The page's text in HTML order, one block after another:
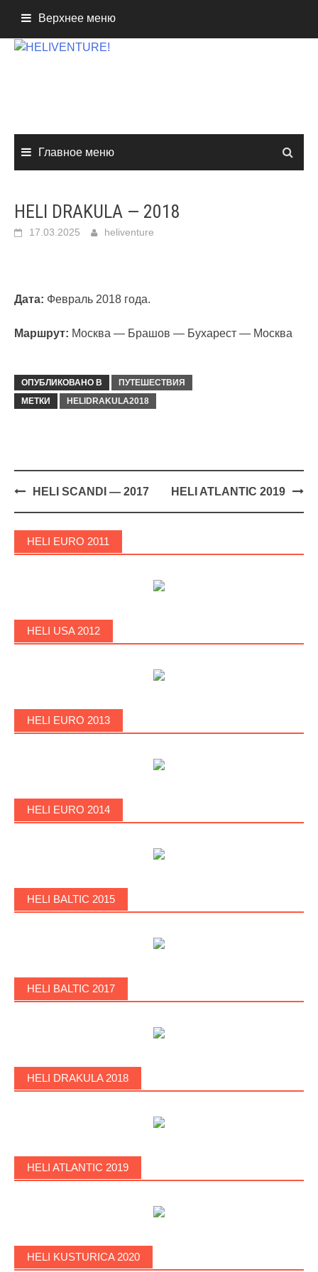
содержимому
Верхнее меню
Главное меню
HELI DRAKULA — 2018
17.03.2025 heliventure
Дата: Февраль 2018 года.
Маршрут: Москва — Брашов — Бухарест — Москва
ОПУБЛИКОВАНО В
ПУТЕШЕСТВИЯ
МЕТКИ
HELIDRAKULA2018
Навигация
HELI SCANDI — 2017 HELI ATLANTIC 2019
HELI EURO 2011
HELI USA 2012
HELI EURO 2013
HELI EURO 2014
HELI BALTIC 2015
HELI BALTIC 2017
HELI DRAKULA 2018
HELI ATLANTIC 2019
HELI KUSTURICA 2020